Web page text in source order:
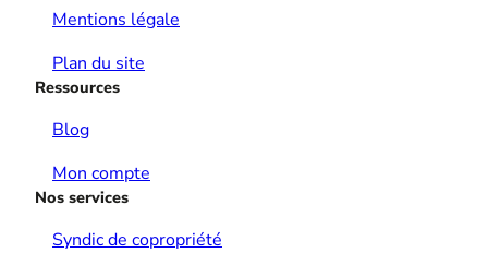
Mentions légale
Plan du site
Ressources
Blog
Mon compte
Nos services
Syndic de copropriété